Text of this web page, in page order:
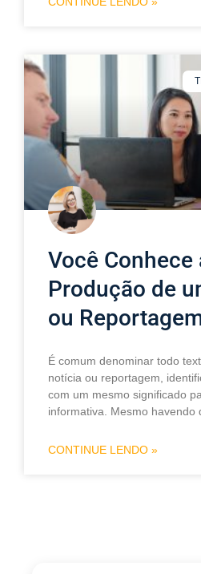
Você Conhece
Produção de
ou
É comum denominar todo
notícia ou reportagem,
com um mesmo significado
informativa. Mesmo havendo
CONTINUE LENDO »